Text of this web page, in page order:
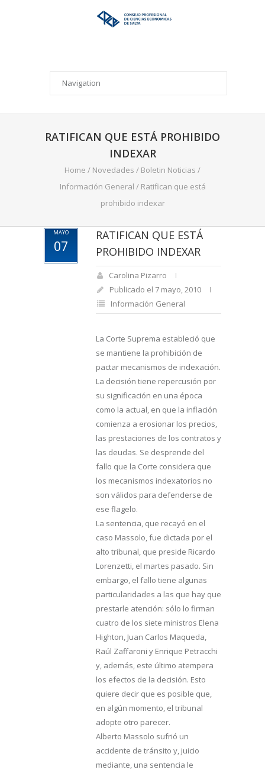
RATIFICAN QUE ESTÁ PROHIBIDO
INDEXAR
Home / Novedades / Boletin Noticias /
Información General / Ratifican que está
prohibido indexar
MAYO
07
RATIFICAN QUE ESTÁ
PROHIBIDO INDEXAR
Carolina Pizarro
Publicado el 7 mayo, 2010
Información General
La Corte Suprema estableció que
se mantiene la prohibición de
pactar mecanismos de indexación.
La decisión tiene repercusión por
su significación en una época
como la actual, en que la inflación
comienza a erosionar los precios,
las prestaciones de los contratos y
las deudas. Se desprende del
fallo que la Corte considera que
los mecanismos indexatorios no
son válidos para defenderse de
ese flagelo.
La sentencia, que recayó en el
caso Massolo, fue dictada por el
alto tribunal, que preside Ricardo
Lorenzetti, el martes pasado. Sin
embargo, el fallo tiene algunas
particularidades a las que hay que
prestarle atención: sólo lo firman
cuatro de los siete ministros Elena
Highton, Juan Carlos Maqueda,
Raúl Zaffaroni y Enrique Petracchi
y, además, este último atempera
los efectos de la decisión. Esto
quiere decir que es posible que,
en algún momento, el tribunal
adopte otro parecer.
Alberto Massolo sufrió un
accidente de tránsito y, juicio
mediante, una sentencia le